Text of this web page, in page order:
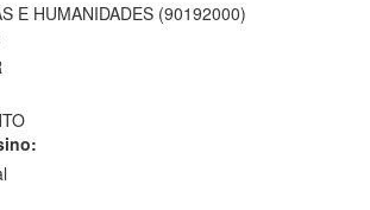
Regional
E HUMANIDADES (90192000)